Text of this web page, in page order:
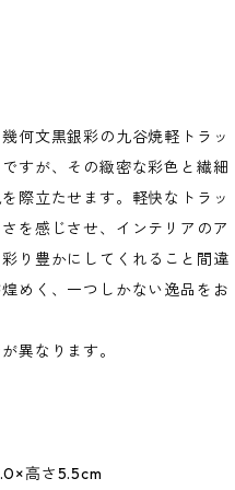
何文黒銀彩の九谷焼軽トラッ
すが、その緻密な彩色と繊細
際立たせます。軽快なトラッ
を感じさせ、インテリアのア
り豊かにしてくれること間違
めく、一つしかない逸品をお
異なります。
高さ5.5cm